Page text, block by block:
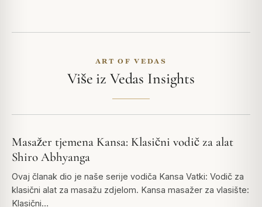
ART OF VEDAS
Više iz Vedas Insights
Masažer tjemena Kansa: Klasični vodič za alat
Shiro Abhyanga
Ovaj članak dio je naše serije vodiča Kansa Vatki: Vodič za
klasični alat za masažu zdjelom. Kansa masažer za vlasište:
Klasični…